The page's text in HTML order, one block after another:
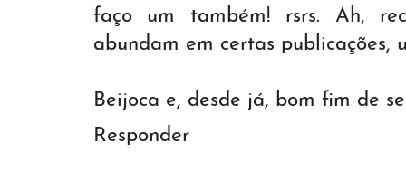
faço um também! rsrs. Ah,
abundam em certas publicações,
Beijoca e, desde já, bom fim de
Responder